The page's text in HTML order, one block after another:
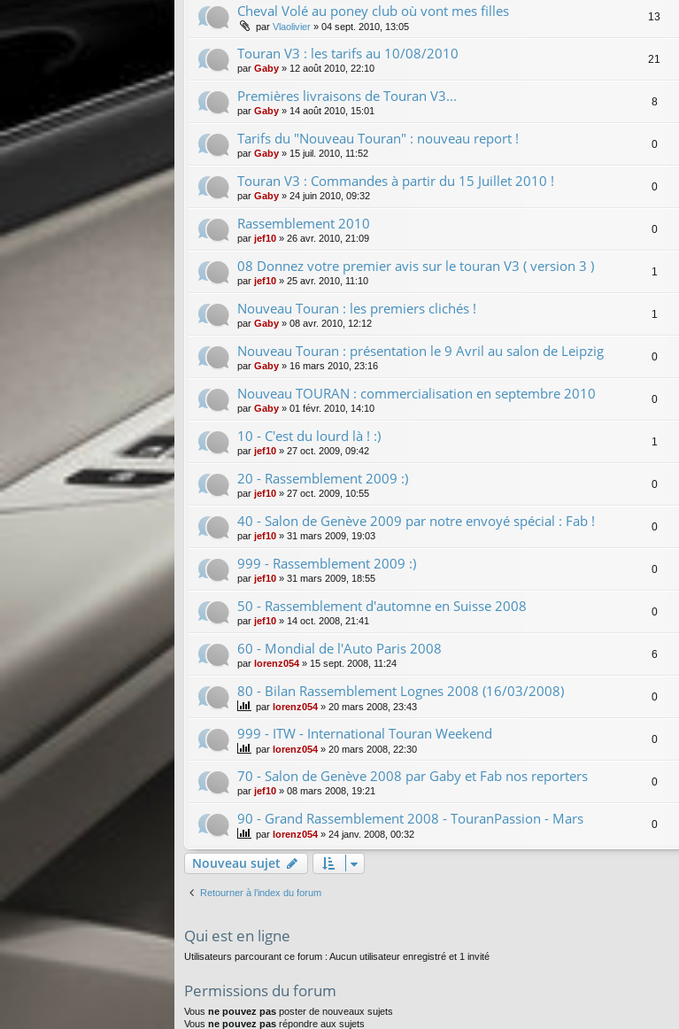
Cheval Volé au poney club où vont mes filles
par Vlaolivier » 04 sept. 2010, 13:05
13
Touran V3 : les tarifs au 10/08/2010
par Gaby » 12 août 2010, 22:10
21
Premières livraisons de Touran V3...
par Gaby » 14 août 2010, 15:01
8
Tarifs du "Nouveau Touran" : nouveau report !
par Gaby » 15 juil. 2010, 11:52
0
Touran V3 : Commandes à partir du 15 Juillet 2010 !
par Gaby » 24 juin 2010, 09:32
0
Rassemblement 2010
par jef10 » 26 avr. 2010, 21:09
0
08 Donnez votre premier avis sur le touran V3 ( version 3 )
par jef10 » 25 avr. 2010, 11:10
1
Nouveau Touran : les premiers clichés !
par Gaby » 08 avr. 2010, 12:12
1
Nouveau Touran : présentation le 9 Avril au salon de Leipzig
par Gaby » 16 mars 2010, 23:16
0
Nouveau TOURAN : commercialisation en septembre 2010
par Gaby » 01 févr. 2010, 14:10
0
10 - C'est du lourd là ! :)
par jef10 » 27 oct. 2009, 09:42
1
20 - Rassemblement 2009 :)
par jef10 » 27 oct. 2009, 10:55
0
40 - Salon de Genève 2009 par notre envoyé spécial : Fab !
par jef10 » 31 mars 2009, 19:03
0
999 - Rassemblement 2009 :)
par jef10 » 31 mars 2009, 18:55
0
50 - Rassemblement d'automne en Suisse 2008
par jef10 » 14 oct. 2008, 21:41
0
60 - Mondial de l'Auto Paris 2008
par lorenz054 » 15 sept. 2008, 11:24
6
80 - Bilan Rassemblement Lognes 2008 (16/03/2008)
par lorenz054 » 20 mars 2008, 23:43
0
999 - ITW - International Touran Weekend
par lorenz054 » 20 mars 2008, 22:30
0
70 - Salon de Genève 2008 par Gaby et Fab nos reporters
par jef10 » 08 mars 2008, 19:21
0
90 - Grand Rassemblement 2008 - TouranPassion - Mars
par lorenz054 » 24 janv. 2008, 00:32
0
Nouveau sujet
Retourner à l’index du forum
Qui est en ligne
Utilisateurs parcourant ce forum : Aucun utilisateur enregistré et 1 invité
Permissions du forum
Vous ne pouvez pas poster de nouveaux sujets
Vous ne pouvez pas répondre aux sujets